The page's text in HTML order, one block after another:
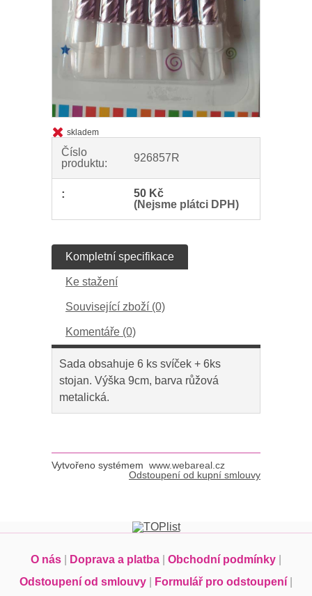
skladem
Číslo
produktu:
926857R
:
50 Kč
(Nejsme plátci DPH)
Kompletní specifikace
Ke stažení
Související zboží (0)
Komentáře (0)
Sada obsahuje 6 ks svíček + 6ks
stojan. Výška 9cm, barva růžová
metalická.
Vytvořeno systémem www.webareal.cz
Odstoupení od kupní smlouvy
O nás Doprava a platba Obchodní podmínky
Odstoupení od smlouvy
Formulář pro odstoupení